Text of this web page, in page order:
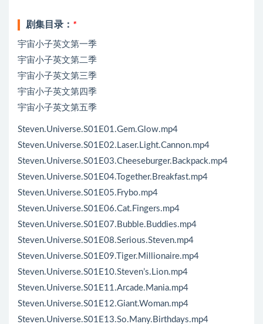
剧集目录： *
宇宙小子英文第一季
宇宙小子英文第二季
宇宙小子英文第三季
宇宙小子英文第四季
宇宙小子英文第五季
Steven.Universe.S01E01.Gem.Glow.mp4
Steven.Universe.S01E02.Laser.Light.Cannon.mp4
Steven.Universe.S01E03.Cheeseburger.Backpack.mp4
Steven.Universe.S01E04.Together.Breakfast.mp4
Steven.Universe.S01E05.Frybo.mp4
Steven.Universe.S01E06.Cat.Fingers.mp4
Steven.Universe.S01E07.Bubble.Buddies.mp4
Steven.Universe.S01E08.Serious.Steven.mp4
Steven.Universe.S01E09.Tiger.Millionaire.mp4
Steven.Universe.S01E10.Steven’s.Lion.mp4
Steven.Universe.S01E11.Arcade.Mania.mp4
Steven.Universe.S01E12.Giant.Woman.mp4
Steven.Universe.S01E13.So.Many.Birthdays.mp4